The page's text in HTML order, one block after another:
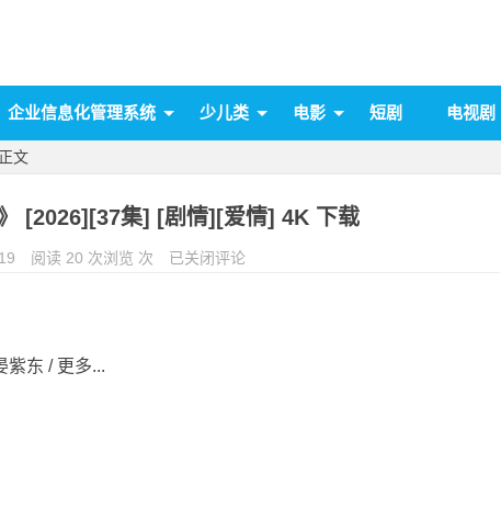
企业信息化管理系统 少儿类 电影 短剧 电视剧
文
》 [2026][37集] [剧情][爱情] 4K 下载
阅读 20 次浏览 次 已关闭评论
紫东 / 更多...